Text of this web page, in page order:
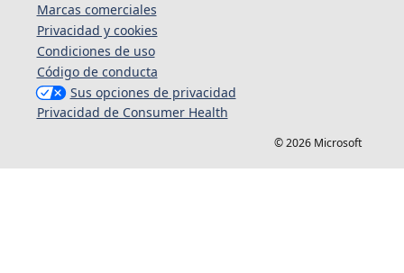
Marcas comerciales
Privacidad y cookies
Condiciones de uso
Código de conducta
Sus opciones de privacidad
Privacidad de Consumer Health
© 2026 Microsoft